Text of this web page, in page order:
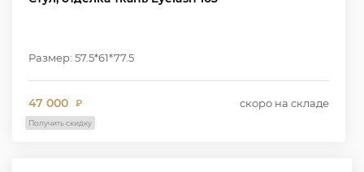
Размер: 57.5*61*77.5
47 000 ₽ скоро на складе
Получить скидку